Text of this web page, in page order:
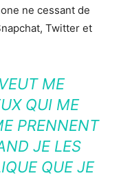
ne cessant de
Twitter et
ME
QUI ME
PRENNENT
JE LES
QUE JE